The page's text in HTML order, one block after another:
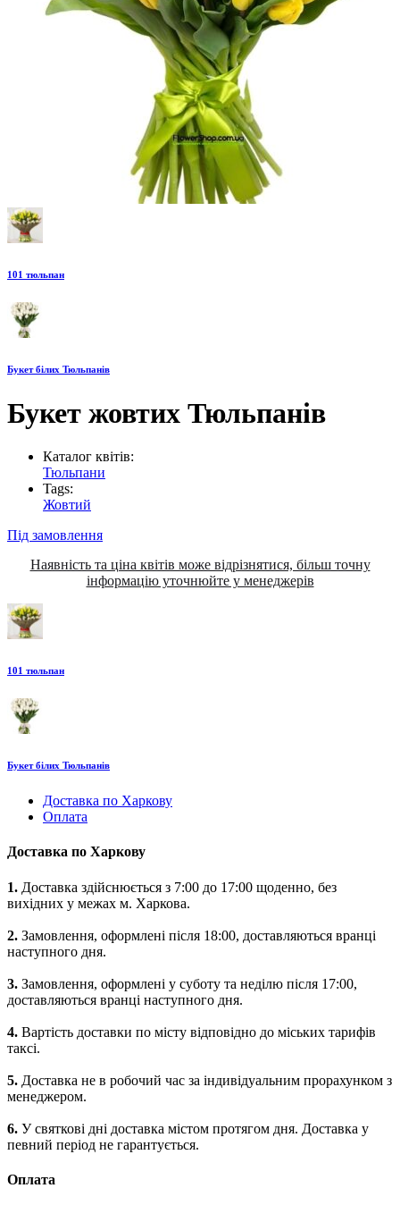
101 тюльпан
Букет білих Тюльпанів
Букет жовтих Тюльпанів
Каталог квітів:
Тюльпани
Tags:
Жовтий
Під замовлення
Наявність та ціна квітів може відрізнятися, більш точну
інформацію уточнюйте у менеджерів
101 тюльпан
Букет білих Тюльпанів
Доставка по Харкову
Оплата
Доставка по Харкову
1. Доставка здійснюється з 7:00 до 17:00 щоденно, без
вихідних у межах м. Харкова.
2. Замовлення, оформлені після 18:00, доставляються вранці
наступного дня.
3. Замовлення, оформлені у суботу та неділю після 17:00,
доставляються вранці наступного дня.
4. Вартість доставки по місту відповідно до міських тарифів
таксі.
5. Доставка не в робочий час за індивідуальним прорахунком з
менеджером.
6. У святкові дні доставка містом протягом дня. Доставка у
певний період не гарантується.
Оплата